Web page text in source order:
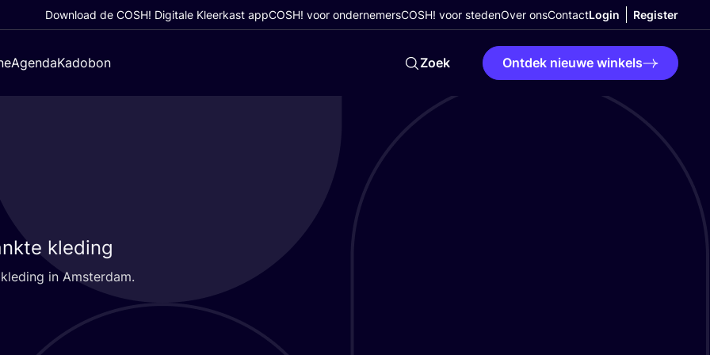
Download de COSH! Digitale Kleerkast appCOSH! voor ondernemersCOSH! voor stedenOver onsContactLogin Register
AgendaKadobon Zoek Ontdek nieuwe winkels
kleding
in Amsterdam.